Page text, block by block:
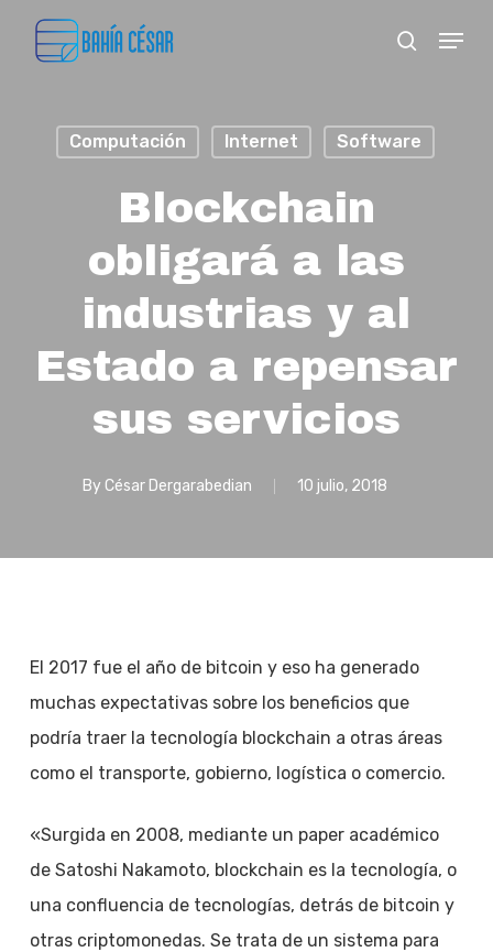
content
search
Menu
Computación Internet Software
Blockchain
obligará a las
industrias y al
Estado a repensar
sus servicios
By César Dergarabedian 10 julio, 2018
El 2017 fue el año de bitcoin y eso ha generado
muchas expectativas sobre los beneficios que
podría traer la tecnología blockchain a otras áreas
como el transporte, gobierno, logística o comercio.
«Surgida en 2008, mediante un paper académico
de Satoshi Nakamoto, blockchain es la tecnología, o
una confluencia de tecnologías, detrás de bitcoin y
otras criptomonedas. Se trata de un sistema para